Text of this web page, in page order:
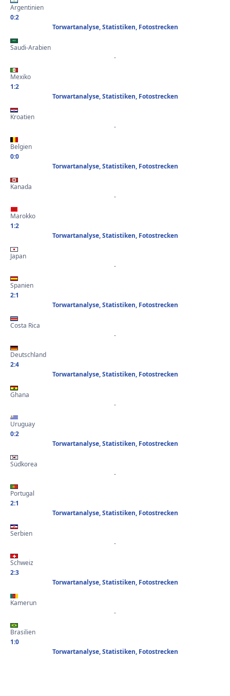
Argentinien
0:2
Torwartanalyse, Statistiken, Fotostrecken
Saudi-Arabien
-
Mexiko
1:2
Torwartanalyse, Statistiken, Fotostrecken
Kroatien
-
Belgien
0:0
Torwartanalyse, Statistiken, Fotostrecken
Kanada
-
Marokko
1:2
Torwartanalyse, Statistiken, Fotostrecken
Japan
-
Spanien
2:1
Torwartanalyse, Statistiken, Fotostrecken
Costa Rica
-
Deutschland
2:4
Torwartanalyse, Statistiken, Fotostrecken
Ghana
-
Uruguay
0:2
Torwartanalyse, Statistiken, Fotostrecken
Südkorea
-
Portugal
2:1
Torwartanalyse, Statistiken, Fotostrecken
Serbien
-
Schweiz
2:3
Torwartanalyse, Statistiken, Fotostrecken
Kamerun
-
Brasilien
1:0
Torwartanalyse, Statistiken, Fotostrecken